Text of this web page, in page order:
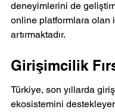
deneyimlerini de
online platformlara olan
artırmaktadır.
Girişimcilik
Türkiye, son yıllarda
ekosistemini